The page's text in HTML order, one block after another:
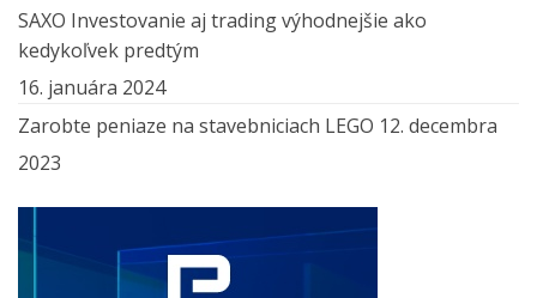
SAXO Investovanie aj trading výhodnejšie ako
kedykoľvek predtým
16. januára 2024
Zarobte peniaze na stavebniciach LEGO 12. decembra
2023